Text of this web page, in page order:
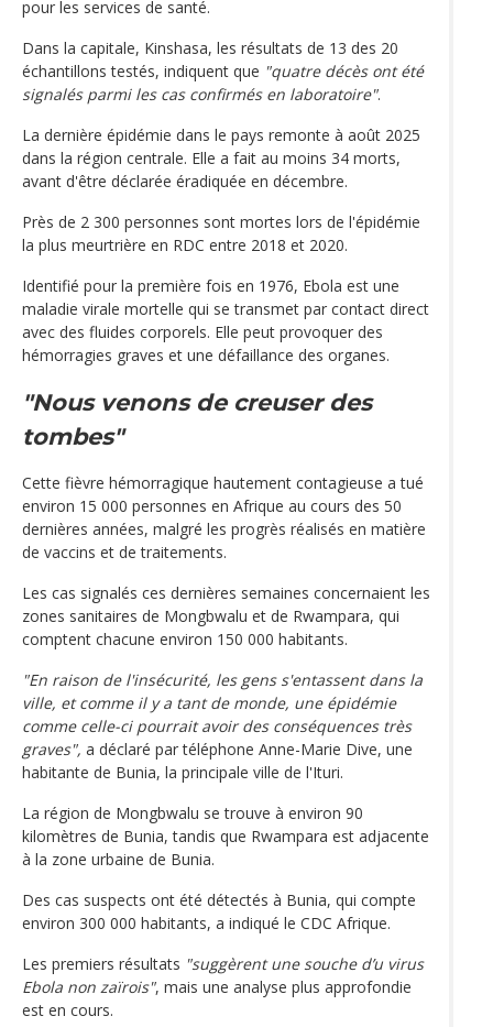
pour les services de santé.
Dans la capitale, Kinshasa, les résultats de 13 des 20
échantillons testés, indiquent que "quatre décès ont été
signalés parmi les cas confirmés en laboratoire".
La dernière épidémie dans le pays remonte à août 2025
dans la région centrale. Elle a fait au moins 34 morts,
avant d'être déclarée éradiquée en décembre.
Près de 2 300 personnes sont mortes lors de l'épidémie
la plus meurtrière en RDC entre 2018 et 2020.
Identifié pour la première fois en 1976, Ebola est une
maladie virale mortelle qui se transmet par contact direct
avec des fluides corporels. Elle peut provoquer des
hémorragies graves et une défaillance des organes.
"Nous venons de creuser des
tombes"
Cette fièvre hémorragique hautement contagieuse a tué
environ 15 000 personnes en Afrique au cours des 50
dernières années, malgré les progrès réalisés en matière
de vaccins et de traitements.
Les cas signalés ces dernières semaines concernaient les
zones sanitaires de Mongbwalu et de Rwampara, qui
comptent chacune environ 150 000 habitants.
"En raison de l'insécurité, les gens s'entassent dans la
ville, et comme il y a tant de monde, une épidémie
comme celle-ci pourrait avoir des conséquences très
graves", a déclaré par téléphone Anne-Marie Dive, une
habitante de Bunia, la principale ville de l'Ituri.
La région de Mongbwalu se trouve à environ 90
kilomètres de Bunia, tandis que Rwampara est adjacente
à la zone urbaine de Bunia.
Des cas suspects ont été détectés à Bunia, qui compte
environ 300 000 habitants, a indiqué le CDC Afrique.
Les premiers résultats "suggèrent une souche d’u virus
Ebola non zaïrois", mais une analyse plus approfondie
est en cours.